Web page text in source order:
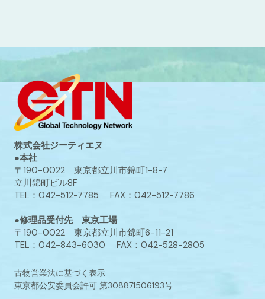
株式会社ジーティエヌ
●本社
〒190-0022 東京都立川市錦町1-8-7
立川錦町ビル8F
TEL：042-512-7785 FAX：042-512-7786
●修理品受付先 東京工場
〒190-0022 東京都立川市錦町6-11-21
TEL：042-843-6030 FAX：042-528-2805
古物営業法に基づく表示
東京都公安委員会許可 第308871506193号